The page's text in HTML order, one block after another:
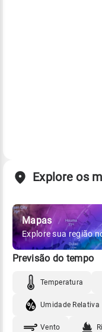
Explore os
Mapas
Explore sua região
Previsão do tempo
Temperatura
Umidade Relativa
Vento